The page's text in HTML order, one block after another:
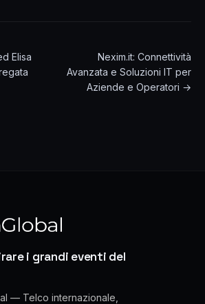
Elisa
Nexim.it: Connettività
Avanzata e Soluzioni IT per
Aziende e Operatori →
i grandi eventi del
— Telco internazionale,